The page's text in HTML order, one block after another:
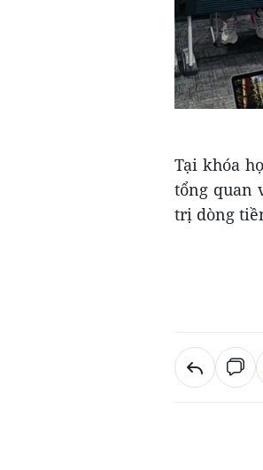
Tại khóa
tổng quan
trị dòng